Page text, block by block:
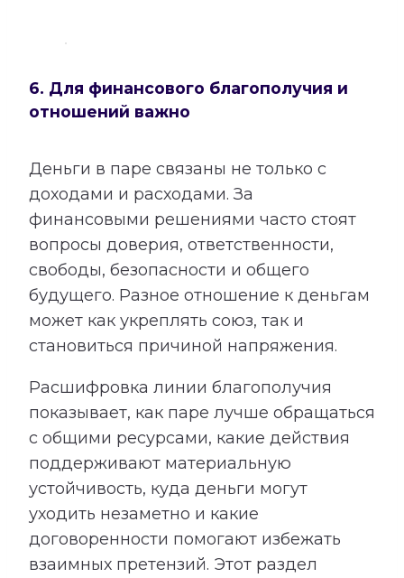
6. Для финансового благополучия и
отношений важно
Деньги в паре связаны не только с
доходами и расходами. За
финансовыми решениями часто стоят
вопросы доверия, ответственности,
свободы, безопасности и общего
будущего. Разное отношение к деньгам
может как укреплять союз, так и
становиться причиной напряжения.
Расшифровка линии благополучия
показывает, как паре лучше обращаться
с общими ресурсами, какие действия
поддерживают материальную
устойчивость, куда деньги могут
уходить незаметно и какие
договоренности помогают избежать
взаимных претензий. Этот раздел